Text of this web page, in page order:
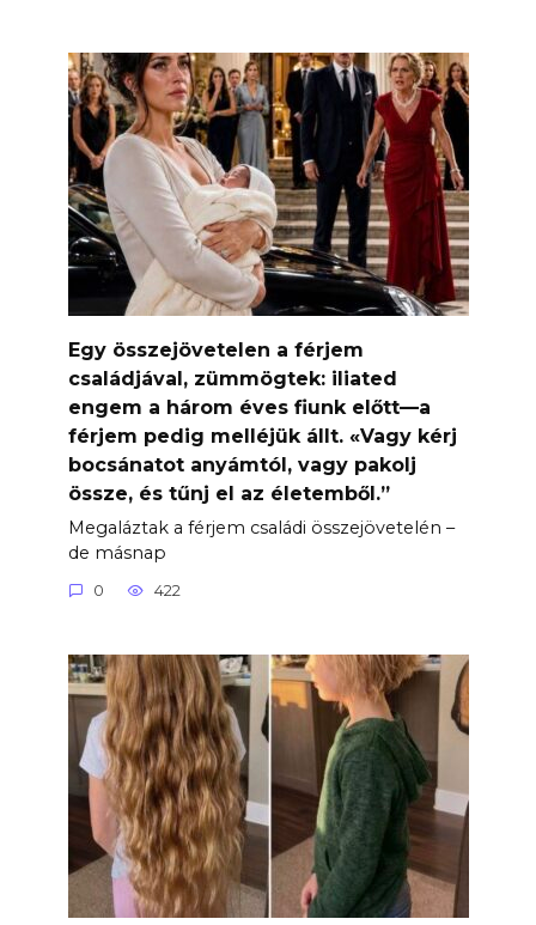
Egy összejövetelen a férjem
családjával, zümmögtek: iliated
engem a három éves fiunk előtt—a
férjem pedig melléjük állt. «Vagy kérj
bocsánatot anyámtól, vagy pakolj
össze, és tűnj el az életemből.”
Megaláztak a férjem családi összejövetelén –
de másnap
0 422